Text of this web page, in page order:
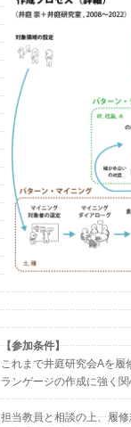
【参加条件】
これまで井庭研究会Aを履
ランゲージの作成に強く
担当教員と相談の上、履